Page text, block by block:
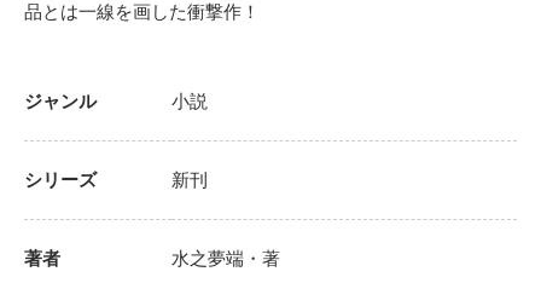
品とは一線を画した衝撃作！
ジャンル 小説
シリーズ 新刊
著者 水之夢端 ・著